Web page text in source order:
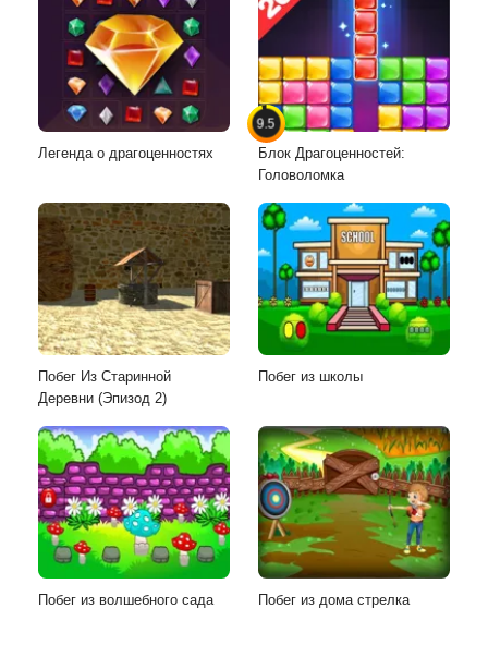
Легенда о драгоценностях
9.5
Блок Драгоценностей:
Головоломка
Побег Из Старинной
Деревни (Эпизод 2)
Побег из школы
Побег из волшебного сада Побег из дома стрелка